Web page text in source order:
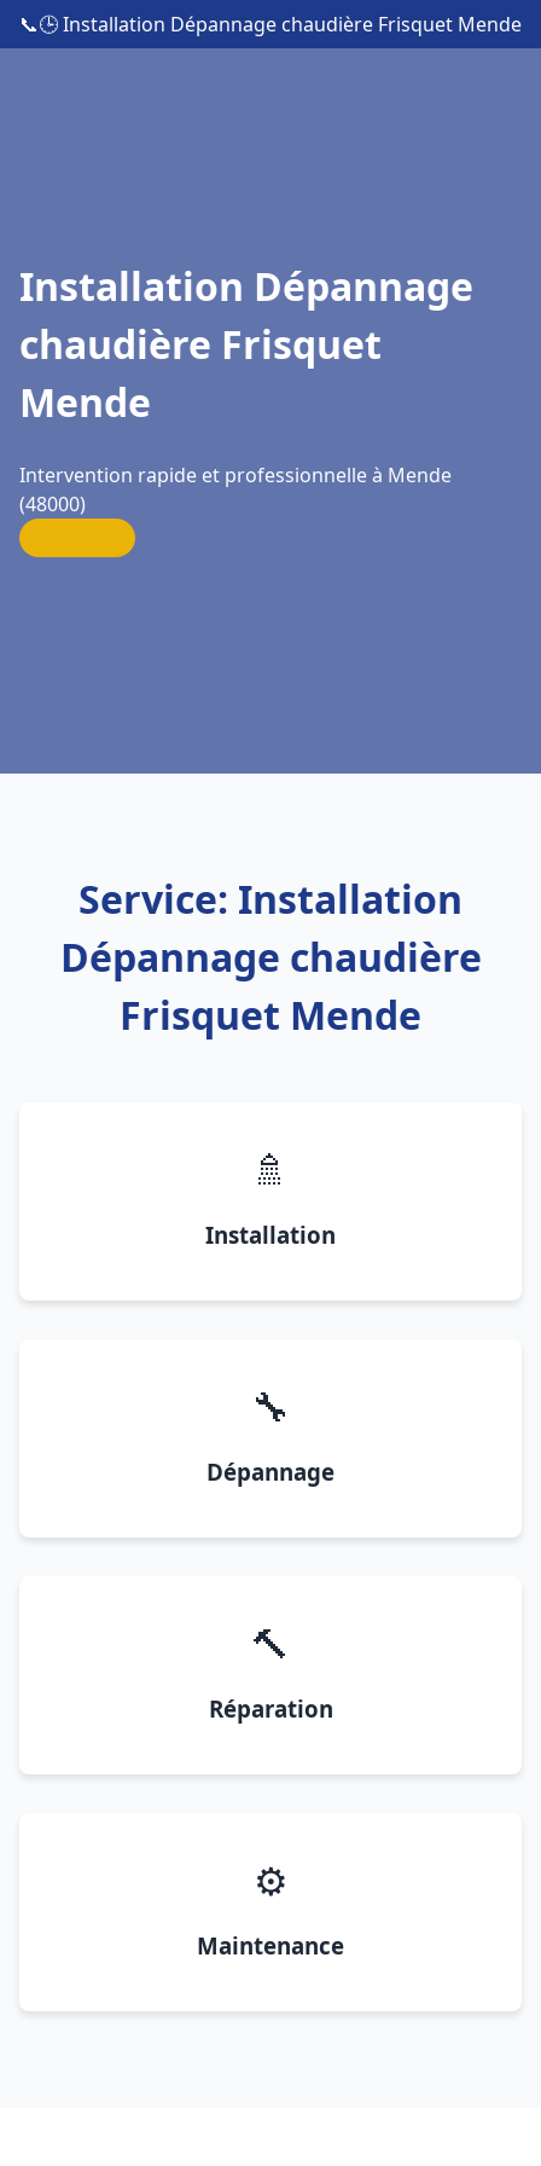
📞🕒 Installation Dépannage chaudière Frisquet Mende
Installation Dépannage
chaudière Frisquet
Mende
Intervention rapide et professionnelle à Mende
(48000)
Service: Installation
Dépannage chaudière
Frisquet Mende
🚿
Installation
🔧
Dépannage
🔨
Réparation
⚙️
Maintenance